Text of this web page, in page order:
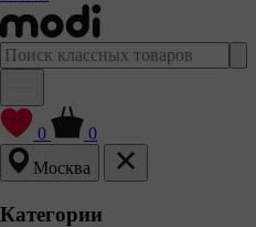
0
0
Москва
Категории